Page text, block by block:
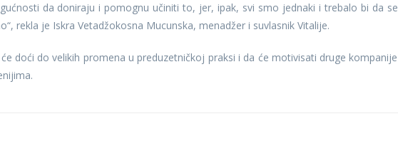
da doniraju i pomognu učiniti to, jer, ipak, svi smo jednaki i trebalo bi da se
rekla je Iskra Vetadžokosna Mucunska, menadžer i suvlasnik Vitalije.
doći do velikih promena u preduzetničkoj praksi i da će motivisati druge kompanije